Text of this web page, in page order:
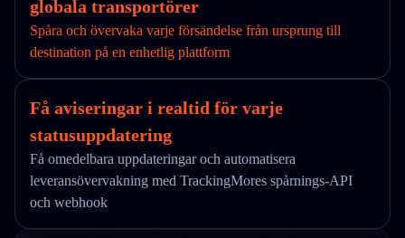
globala transportörer
Spåra och övervaka varje försändelse från ursprung till
destination på en enhetlig plattform
Få aviseringar i realtid för varje
statusuppdatering
Få omedelbara uppdateringar och automatisera
leveransövervakning med TrackingMores spårnings-API
och webhook